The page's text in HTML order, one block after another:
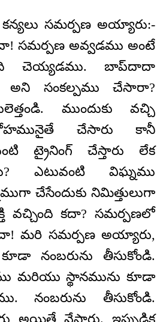
కన్యలు సమర్పణ అయ్యారు:-
సమర్పణ అవ్వడము అంటే
చెయ్యడము. బాప్‌దాదా
సంకల్పము చేసారా?
ముందుకు వచ్చి
చేసారు కానీ
ట్రైనింగ్‌ చేస్తారు లేక
ఎటువంటి విఘ్నము
చేసేందుకు నిమిత్తులుగా
వచ్చింది కదా? సమర్పణలో
మరి సమర్పణ అయ్యారు,
నంబరును తీసుకోండి.
మరియు స్థానమును కూడా
నంబరును తీసుకోండి.
అయితే వేసారు. ఇప్పుడిక